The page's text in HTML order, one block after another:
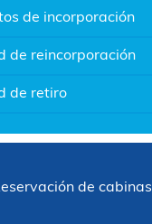
de incorporación
de reincorporación
de retiro
de cabinas